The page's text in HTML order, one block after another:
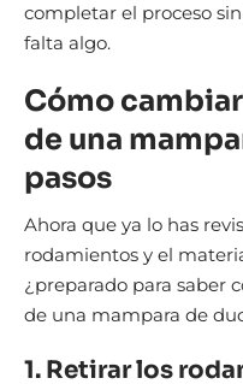
completar el proceso
falta algo.
Cómo
de una
pasos
Ahora que ya lo has
rodamientos y el
¿preparado para saber
de una mampara de
1. Retirar los